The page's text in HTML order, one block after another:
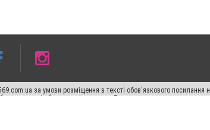
за умови розміщення в тексті обов'язкового
в тексті або в якості джерела. Порушення виняткових прав